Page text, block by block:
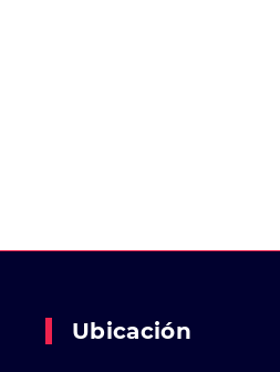
Ubicación